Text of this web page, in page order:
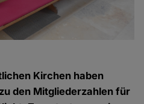
Kirchen haben
den Mitgliederzahlen für